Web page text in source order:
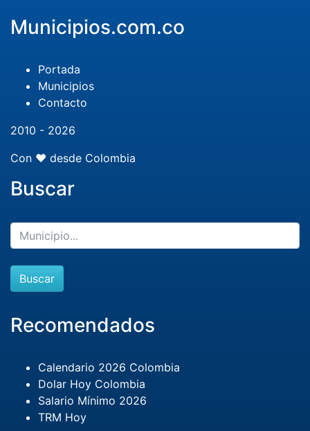
Municipios.com.co
Portada
Municipios
Contacto
2010 - 2026
Con ❤️ desde Colombia
Buscar
Buscar
Recomendados
Calendario 2026 Colombia
Dolar Hoy Colombia
Salario Mínimo 2026
TRM Hoy